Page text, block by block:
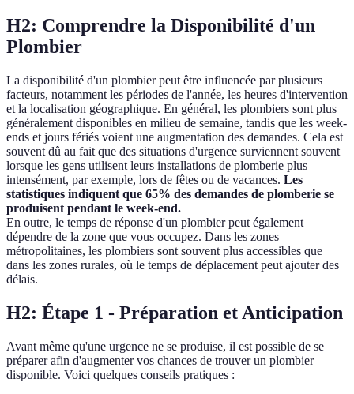
H2: Comprendre la Disponibilité d'un
Plombier
La disponibilité d'un plombier peut être influencée par plusieurs
facteurs, notamment les périodes de l'année, les heures d'intervention
et la localisation géographique. En général, les plombiers sont plus
généralement disponibles en milieu de semaine, tandis que les week-
ends et jours fériés voient une augmentation des demandes. Cela est
souvent dû au fait que des situations d'urgence surviennent souvent
lorsque les gens utilisent leurs installations de plomberie plus
intensément, par exemple, lors de fêtes ou de vacances. Les
statistiques indiquent que 65% des demandes de plomberie se
produisent pendant le week-end.
En outre, le temps de réponse d'un plombier peut également
dépendre de la zone que vous occupez. Dans les zones
métropolitaines, les plombiers sont souvent plus accessibles que
dans les zones rurales, où le temps de déplacement peut ajouter des
délais.
H2: Étape 1 - Préparation et Anticipation
Avant même qu'une urgence ne se produise, il est possible de se
préparer afin d'augmenter vos chances de trouver un plombier
disponible. Voici quelques conseils pratiques :